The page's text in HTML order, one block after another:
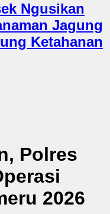
Ngusikan
Jagung
Ketahanan
Polres
2026